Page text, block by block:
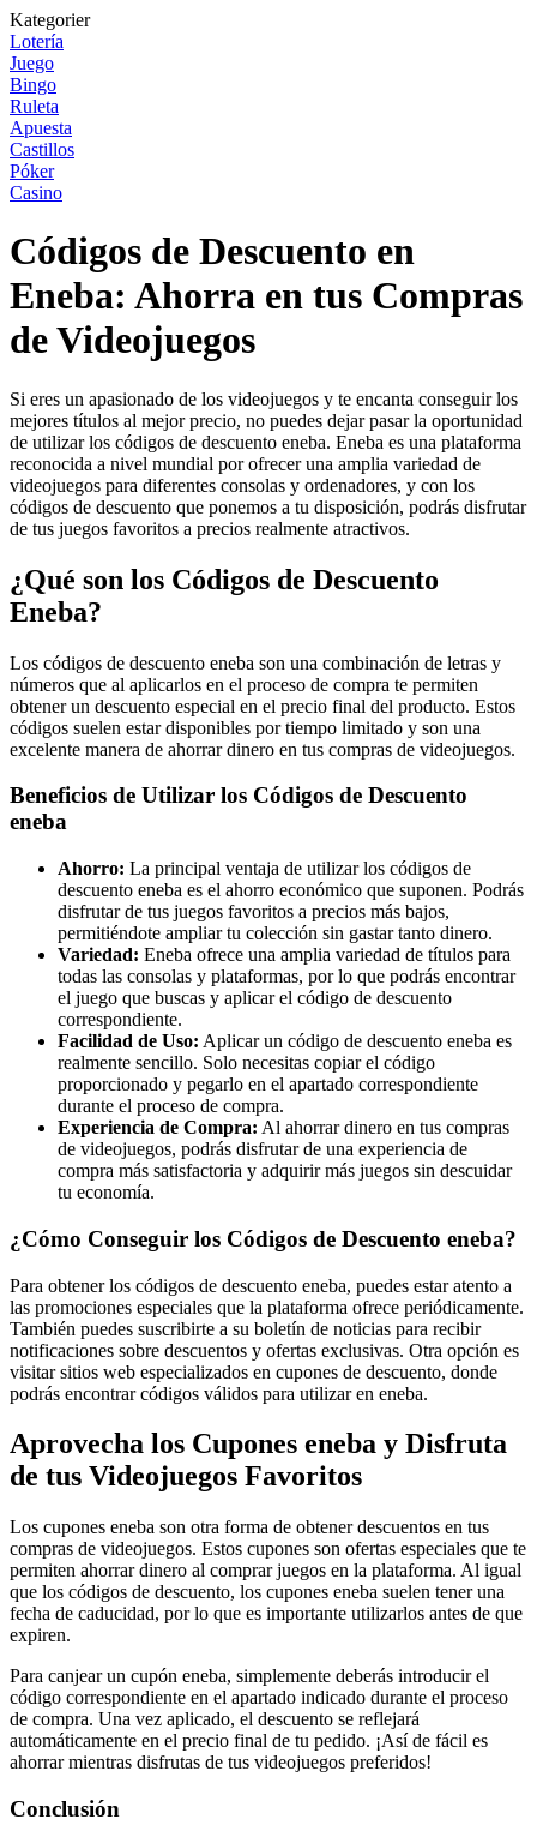
Kategorier
Lotería
Juego
Bingo
Ruleta
Apuesta
Castillos
Póker
Casino
Códigos de Descuento en
Eneba: Ahorra en tus Compras
de Videojuegos
Si eres un apasionado de los videojuegos y te encanta conseguir los
mejores títulos al mejor precio, no puedes dejar pasar la oportunidad
de utilizar los códigos de descuento eneba. Eneba es una plataforma
reconocida a nivel mundial por ofrecer una amplia variedad de
videojuegos para diferentes consolas y ordenadores, y con los
códigos de descuento que ponemos a tu disposición, podrás disfrutar
de tus juegos favoritos a precios realmente atractivos.
¿Qué son los Códigos de Descuento
Eneba?
Los códigos de descuento eneba son una combinación de letras y
números que al aplicarlos en el proceso de compra te permiten
obtener un descuento especial en el precio final del producto. Estos
códigos suelen estar disponibles por tiempo limitado y son una
excelente manera de ahorrar dinero en tus compras de videojuegos.
Beneficios de Utilizar los Códigos de Descuento
eneba
Ahorro: La principal ventaja de utilizar los códigos de
descuento eneba es el ahorro económico que suponen. Podrás
disfrutar de tus juegos favoritos a precios más bajos,
permitiéndote ampliar tu colección sin gastar tanto dinero.
Variedad: Eneba ofrece una amplia variedad de títulos para
todas las consolas y plataformas, por lo que podrás encontrar
el juego que buscas y aplicar el código de descuento
correspondiente.
Facilidad de Uso: Aplicar un código de descuento eneba es
realmente sencillo. Solo necesitas copiar el código
proporcionado y pegarlo en el apartado correspondiente
durante el proceso de compra.
Experiencia de Compra: Al ahorrar dinero en tus compras
de videojuegos, podrás disfrutar de una experiencia de
compra más satisfactoria y adquirir más juegos sin descuidar
tu economía.
¿Cómo Conseguir los Códigos de Descuento eneba?
Para obtener los códigos de descuento eneba, puedes estar atento a
las promociones especiales que la plataforma ofrece periódicamente.
También puedes suscribirte a su boletín de noticias para recibir
notificaciones sobre descuentos y ofertas exclusivas. Otra opción es
visitar sitios web especializados en cupones de descuento, donde
podrás encontrar códigos válidos para utilizar en eneba.
Aprovecha los Cupones eneba y Disfruta
de tus Videojuegos Favoritos
Los cupones eneba son otra forma de obtener descuentos en tus
compras de videojuegos. Estos cupones son ofertas especiales que te
permiten ahorrar dinero al comprar juegos en la plataforma. Al igual
que los códigos de descuento, los cupones eneba suelen tener una
fecha de caducidad, por lo que es importante utilizarlos antes de que
expiren.
Para canjear un cupón eneba, simplemente deberás introducir el
código correspondiente en el apartado indicado durante el proceso
de compra. Una vez aplicado, el descuento se reflejará
automáticamente en el precio final de tu pedido. ¡Así de fácil es
ahorrar mientras disfrutas de tus videojuegos preferidos!
Conclusión